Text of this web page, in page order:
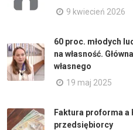
9 kwiecień 2026
60 proc. młodych
na własność.
własnego
19 maj 2025
Faktura proforma a
przedsiębiorcy